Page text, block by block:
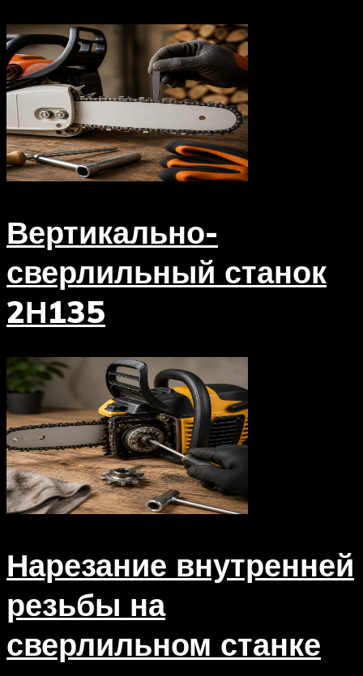
Вертикально-
сверлильный станок
2Н135
Нарезание внутренней
резьбы на
сверлильном станке